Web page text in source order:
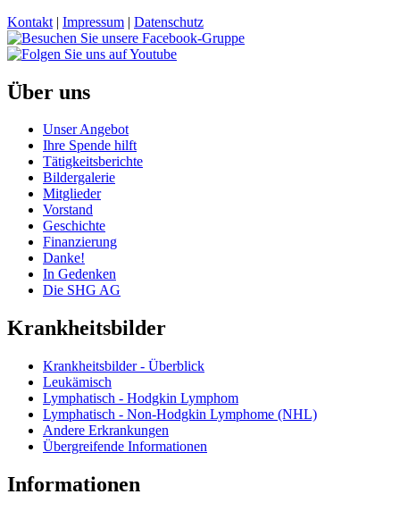
Kontakt | Impressum | Datenschutz
Über uns
Unser Angebot
Ihre Spende hilft
Tätigkeitsberichte
Bildergalerie
Mitglieder
Vorstand
Geschichte
Finanzierung
Danke!
In Gedenken
Die SHG AG
Krankheitsbilder
Krankheitsbilder - Überblick
Leukämisch
Lymphatisch - Hodgkin Lymphom
Lymphatisch - Non-Hodgkin Lymphome (NHL)
Andere Erkrankungen
Übergreifende Informationen
Informationen